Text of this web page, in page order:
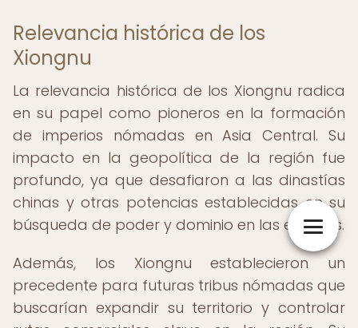
Relevancia histórica de los
Xiongnu
La relevancia histórica de los Xiongnu radica
en su papel como pioneros en la formación
de imperios nómadas en Asia Central. Su
impacto en la geopolítica de la región fue
profundo, ya que desafiaron a las dinastías
chinas y otras potencias establecidas en su
búsqueda de poder y dominio en las estepas.
Además, los Xiongnu establecieron un
precedente para futuras tribus nómadas que
buscarían expandir su territorio y controlar